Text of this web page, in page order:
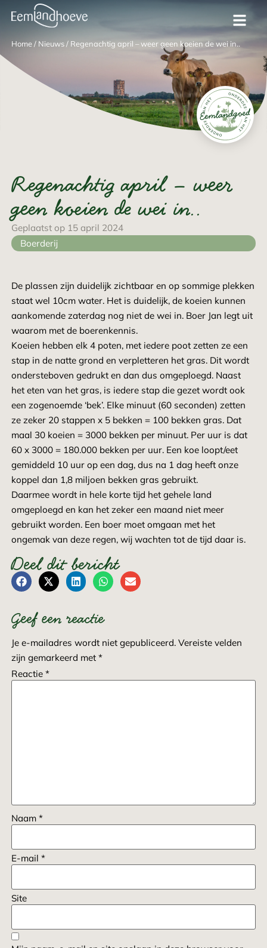
Home/ Nieuws/ Regenachtig april – weer geen koeien de wei in..
Regenachtig april – weer
geen koeien de wei in..
Geplaatst op 15 april 2024
Boerderij
De plassen zijn duidelijk zichtbaar en op sommige plekken
staat wel 10cm water. Het is duidelijk, de koeien kunnen
aankomende zaterdag nog niet de wei in. Boer Jan legt uit
waarom met de boerenkennis.
Koeien hebben elk 4 poten, met iedere poot zetten ze een
stap in de natte grond en verpletteren het gras. Dit wordt
ondersteboven gedrukt en dan dus omgeploegd. Naast
het eten van het gras, is iedere stap die gezet wordt ook
een zogenoemde ‘bek’. Elke minuut (60 seconden) zetten
ze zeker 20 stappen x 5 bekken = 100 bekken gras. Dat
maal 30 koeien = 3000 bekken per minuut. Per uur is dat
60 x 3000 = 180.000 bekken per uur. Een koe loopt/eet
gemiddeld 10 uur op een dag, dus na 1 dag heeft onze
koppel dan 1,8 miljoen bekken gras gebruikt.
Daarmee wordt in hele korte tijd het gehele land
omgeploegd en kan het zeker een maand niet meer
gebruikt worden. Een boer moet omgaan met het
ongemak van deze regen, wij wachten tot de tijd daar is.
Deel dit bericht
Geef een reactie
Je e-mailadres wordt niet gepubliceerd. Vereiste velden
zijn gemarkeerd met*
Reactie*
Naam*
E-mail*
Site